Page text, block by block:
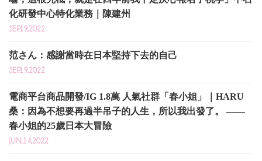
化研發中心特化業務｜陳建州
SEP.19,2022
范さん：感謝當時在日本堅持下去的自己
SEP.19,2022
電商平台商品開發/IG 1.8萬 人氣社群「春小姐」｜HARU
桑：因為不想要再過半吊子的人生，所以我出發了。 ——
春小姐的25歲日本大冒險
JUN.14,2022